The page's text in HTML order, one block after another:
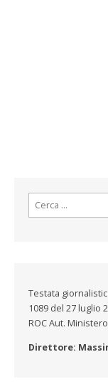
Testata
1089 del 27 luglio
ROC Aut.
Direttore: